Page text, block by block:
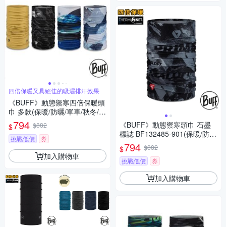
四倍保暖又具絕佳的吸濕排汗效果
《BUFF》動態禦寒四倍保暖頭
巾 多款(保暖/防曬/單車/秋冬/寒
流)
$794 $882
挑戰低價
券
加入購物車
《BUFF》動態禦寒頭巾 石墨
標誌 BF132485-901(保暖/防
曬/單車/秋冬/寒流)
$794 $882
挑戰低價
券
加入購物車